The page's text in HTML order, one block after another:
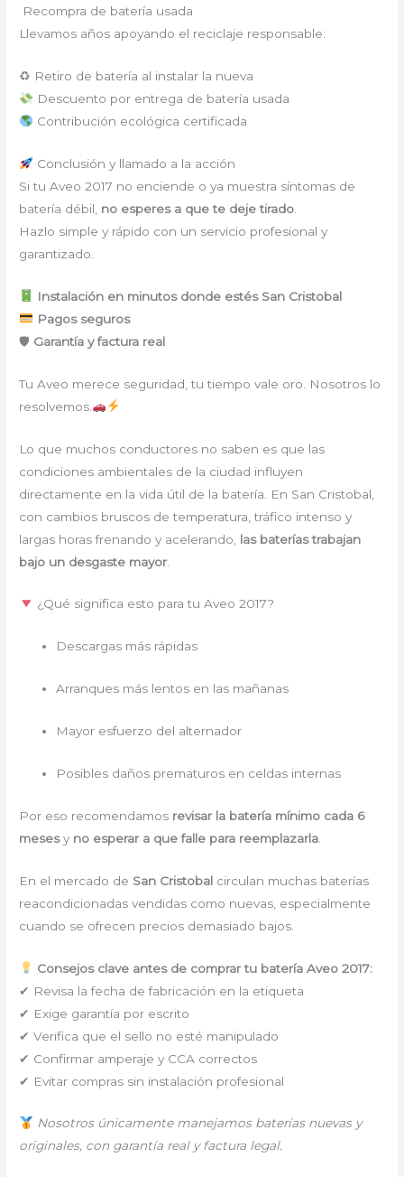
Recompra de batería usada
Llevamos años apoyando el reciclaje responsable:
♻ Retiro de batería al instalar la nueva
Descuento por entrega de batería usada
Contribución ecológica certificada
Conclusión y llamado a la acción
Si tu Aveo 2017 no enciende o ya muestra síntomas de
batería débil, no esperes a que te deje tirado
Hazlo simple y rápido con un servicio profesional y
garantizado.
Instalación en minutos donde estés San Cristobal
Pagos seguros
🛡 Garantía y factura real
Tu Aveo merece seguridad, tu tiempo vale oro. Nosotros lo
resolvemos.
Lo que muchos conductores no saben es que las
condiciones ambientales de la ciudad influyen
directamente en la vida útil de la batería. En San Cristobal,
con cambios bruscos de temperatura, tráfico intenso y
largas horas frenando y acelerando, las baterías trabajan
bajo un desgaste mayor.
¿Qué significa esto para tu Aveo 2017?
Descargas más rápidas
Arranques más lentos en las mañanas
Mayor esfuerzo del alternador
Posibles daños prematuros en celdas internas
Por eso recomendamos revisar la batería mínimo cada 6
mesesy no esperar a que falle para reemplazarla
En el mercado de San Cristobal circulan muchas baterías
reacondicionadas vendidas como nuevas, especialmente
cuando se ofrecen precios demasiado bajos.
Consejos clave antes de comprar tu batería Aveo 2017:
✔ Revisa la fecha de fabricación en la etiqueta
✔ Exige garantía por escrito
✔ Verifica que el sello no esté manipulado
✔ Confirmar amperaje y CCA correctos
✔ Evitar compras sin instalación profesional
Nosotros únicamente manejamos baterías nuevas y
originales, con garantía real y factura legal.